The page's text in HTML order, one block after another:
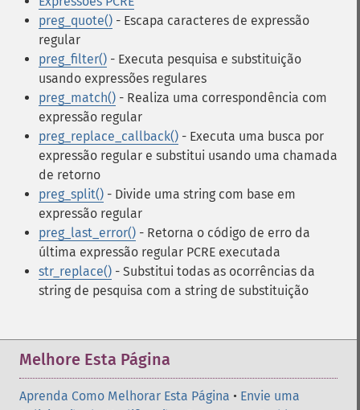
preg_quote() - Escapa caracteres de expressão
regular
preg_filter() - Executa pesquisa e substituição
usando expressões regulares
preg_match() - Realiza uma correspondência com
expressão regular
preg_replace_callback() - Executa uma busca por
expressão regular e substitui usando uma chamada
de retorno
preg_split() - Divide uma string com base em
expressão regular
preg_last_error() - Retorna o código de erro da
última expressão regular PCRE executada
str_replace() - Substitui todas as ocorrências da
string de pesquisa com a string de substituição
Melhore Esta Página
Aprenda Como Melhorar Esta Página • Envie uma